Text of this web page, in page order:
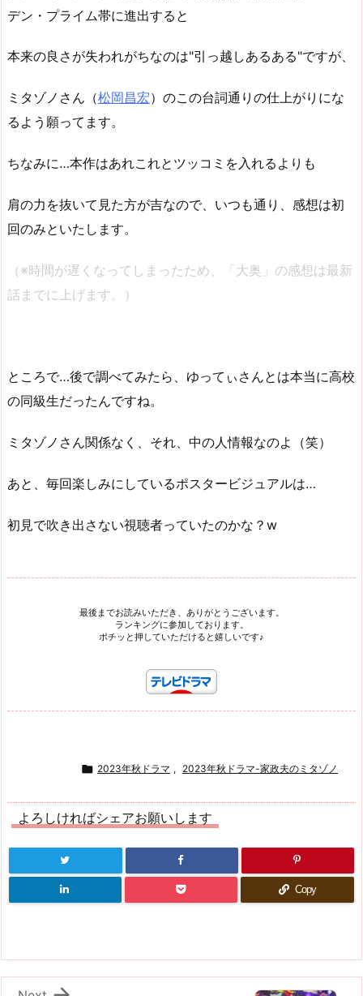
デン・プライム帯に進出すると
本来の良さが失われがちなのは"引っ越しあるある"ですが、
ミタゾノさん（松岡昌宏）のこの台詞通りの仕上がりにな
るよう願ってます。
ちなみに…本作はあれこれとツッコミを入れるよりも
肩の力を抜いて見た方が吉なので、いつも通り、感想は初
回のみといたします。
（※時間が遅くなってしまったため、「大奥」の感想は最新
話までに上げます。）
ところで…後で調べてみたら、ゆってぃさんとは本当に高校
の同級生だったんですね。
ミタゾノさん関係なく、それ、中の人情報なのよ（笑）
あと、毎回楽しみにしているポスタービジュアルは…
初見で吹き出さない視聴者っていたのかな？w
最後までお読みいただき、ありがとうございます。
ランキングに参加しております。
ポチッと押していただけると嬉しいです♪
 2023年秋ドラマ , 2023年秋ドラマ-家政夫のミタゾノ
よろしければシェアお願いします
Copy